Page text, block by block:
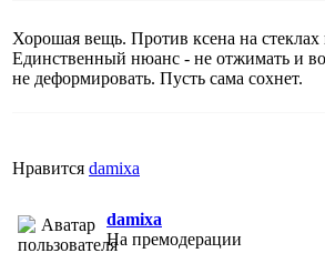
Хорошая вещь. Против ксена на стеклах
Единственный нюанс - не отжимать и
не деформировать. Пусть сама сохнет.
Нравится damixa
damixa
На премодерации